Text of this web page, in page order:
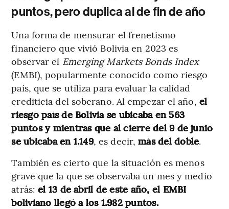
puntos, pero duplica al de fin de año
Una forma de mensurar el frenetismo
financiero que vivió Bolivia en 2023 es
observar el Emerging Markets Bonds Index
(EMBI), popularmente conocido como riesgo
país, que se utiliza para evaluar la calidad
crediticia del soberano. Al empezar el año, el
riesgo país de Bolivia se ubicaba en 563
puntos y mientras que al cierre del 9 de junio
se ubicaba en 1.149, es decir,más del doble.
También es cierto que la situación es menos
grave que la que se observaba un mes y medio
atrás:el 13 de abril de este año, el EMBI
boliviano llegó a los 1.982 puntos.